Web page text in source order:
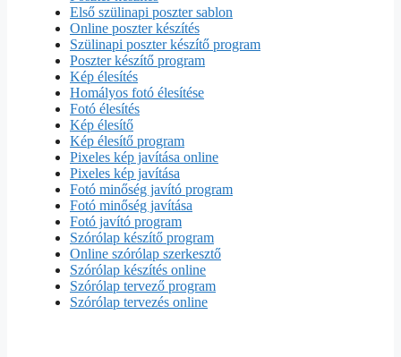
Első szülinapi poszter sablon
Online poszter készítés
Szülinapi poszter készítő program
Poszter készítő program
Kép élesítés
Homályos fotó élesítése
Fotó élesítés
Kép élesítő
Kép élesítő program
Pixeles kép javítása online
Pixeles kép javítása
Fotó minőség javító program
Fotó minőség javítása
Fotó javító program
Szórólap készítő program
Online szórólap szerkesztő
Szórólap készítés online
Szórólap tervező program
Szórólap tervezés online